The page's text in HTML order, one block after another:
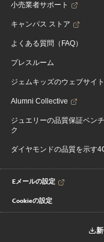
小売業者サポート
キャンパス ストア
よくある質問（FAQ）
プレスルーム
ジェムキッズのウェブサイト
Alumni Collective
ジュエリーの品質保証ベン
ク
ダイヤモンドの品質を示す
Eメールの設定
Cookieの設定